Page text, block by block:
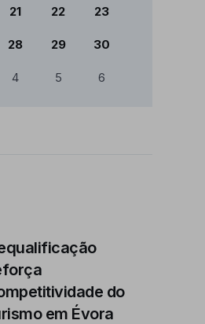
21 22 23
28 29 30
4 5 6
do
em Évora